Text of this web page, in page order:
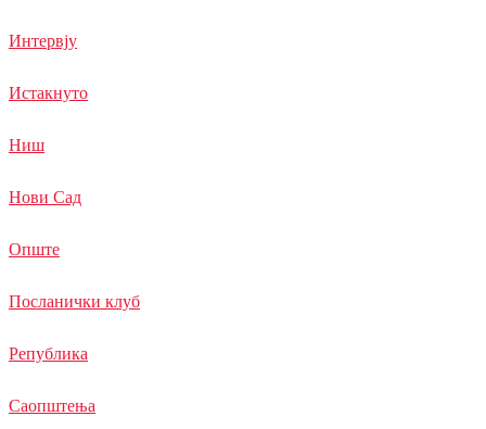
Интервју
Истакнуто
Ниш
Нови Сад
Опште
Посланички клуб
Република
Саопштења